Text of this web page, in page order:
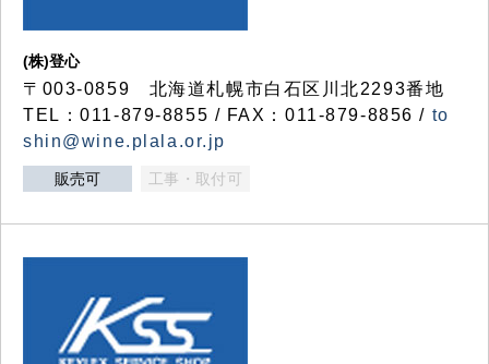
(株)登心
〒003-0859 北海道札幌市白石区川北2293番地
TEL：011-879-8855 / FAX：011-879-8856 / to
shin@wine.plala.or.jp
販売可 工事・取付可